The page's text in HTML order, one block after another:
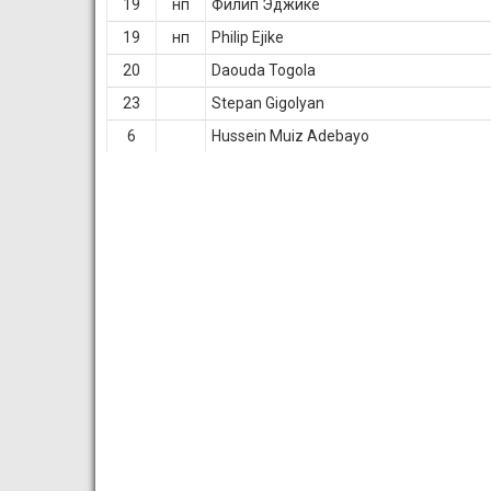
19
нп Филип Эджике
19
нп Philip Ejike
20
Daouda Togola
23
Stepan Gigolyan
6
Hussein Muiz Adebayo